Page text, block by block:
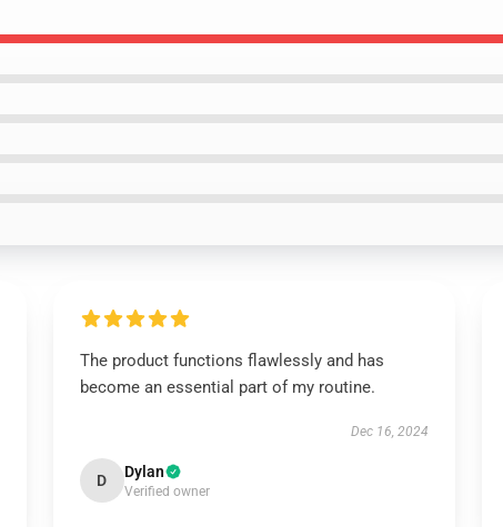
The product functions flawlessly and has
become an essential part of my routine.
Dec 16, 2024
D Dylan
Verified owner